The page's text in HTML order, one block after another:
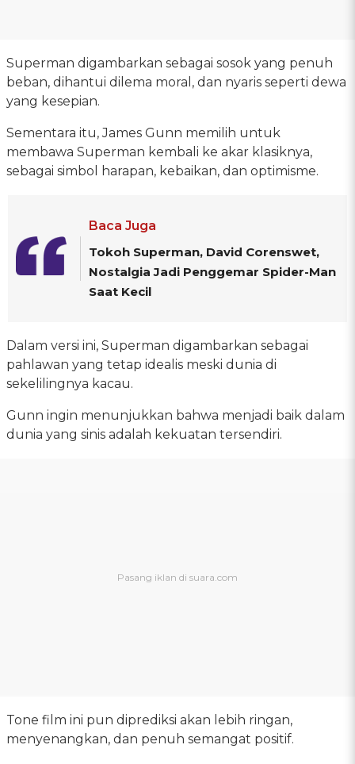
Superman digambarkan sebagai sosok yang penuh
beban, dihantui dilema moral, dan nyaris seperti dewa
yang kesepian.
Sementara itu, James Gunn memilih untuk
membawa Superman kembali ke akar klasiknya,
sebagai simbol harapan, kebaikan, dan optimisme.
Baca Juga
Tokoh Superman, David Corenswet,
Nostalgia Jadi Penggemar Spider-Man
Saat Kecil
Dalam versi ini, Superman digambarkan sebagai
pahlawan yang tetap idealis meski dunia di
sekelilingnya kacau.
Gunn ingin menunjukkan bahwa menjadi baik dalam
dunia yang sinis adalah kekuatan tersendiri.
Tone film ini pun diprediksi akan lebih ringan,
menyenangkan, dan penuh semangat positif.